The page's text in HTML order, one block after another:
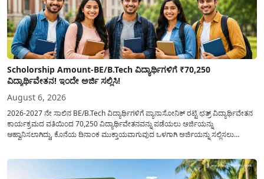
Scholorship Amount-BE/B.Tech ವಿದ್ಯಾರ್ಥಿಗಳಿಗೆ ₹70,250
ವಿದ್ಯಾರ್ಥಿವೇತನ! ಇಂದೇ ಅರ್ಜಿ ಸಲ್ಲಿಸಿ!
August 6, 2026
2026-2027 ನೇ ಸಾಲಿನ BE/B.Tech ವಿದ್ಯಾರ್ಥಿಗಳಿಗೆ ಪ್ಯಾನಾಸೋನಿಕ್ ರಟ್ಟಿ ಛತ್ರ್ ವಿದ್ಯಾರ್ಥಿವೇತನ
ಕಾರ್ಯಕ್ರಮದ ವತಿಯಿಂದ 70,250 ವಿದ್ಯಾರ್ಥಿವೇತನವನ್ನು ಪಡೆಯಲು ಅರ್ಜಿಯನ್ನು
ಆಹ್ವಾನಿಸಲಾಗಿದ್ದು, ಕೊನೆಯ ದಿನಾಂಕ ಮುಕ್ತಾಯವಾಗುವುದ ಒಳಗಾಗಿ ಅರ್ಜಿಯನ್ನು ಸಲ್ಲಿಸಲು